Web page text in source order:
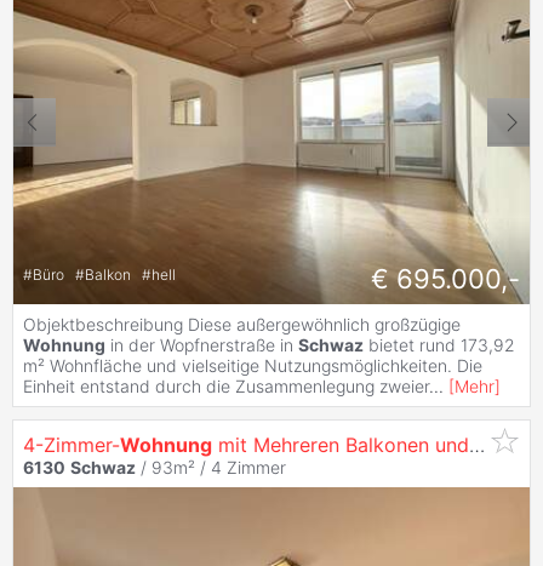
#Büro #Balkon #hell € 695.000,-
Objektbeschreibung Diese außergewöhnlich großzügige
Wohnung in der Wopfnerstraße in Schwaz bietet rund 173,92
m² Wohnfläche und vielseitige Nutzungsmöglichkeiten. Die
Einheit entstand durch die Zusammenlegung zweier... [Mehr]
4-Zimmer-Wohnung mit Mehreren Balkonen und Lift in
6130 Schwaz / 93m² / 4 Zimmer